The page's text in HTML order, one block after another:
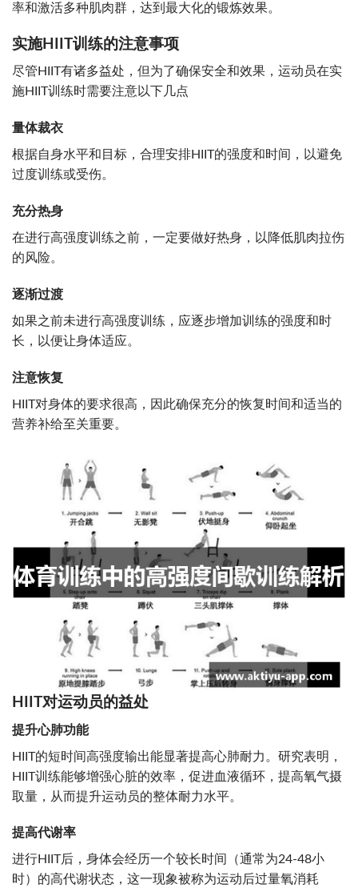
率和激活多种肌肉群，达到最大化的锻炼效果。
实施HIIT训练的注意事项
尽管HIIT有诸多益处，但为了确保安全和效果，运动员在实
施HIIT训练时需要注意以下几点
量体裁衣
根据自身水平和目标，合理安排HIIT的强度和时间，以避免
过度训练或受伤。
充分热身
在进行高强度训练之前，一定要做好热身，以降低肌肉拉伤
的风险。
逐渐过渡
如果之前未进行高强度训练，应逐步增加训练的强度和时
长，以便让身体适应。
注意恢复
HIIT对身体的要求很高，因此确保充分的恢复时间和适当的
营养补给至关重要。
HIIT对运动员的益处
提升心肺功能
HIIT的短时间高强度输出能显著提高心肺耐力。研究表明，
HIIT训练能够增强心脏的效率，促进血液循环，提高氧气摄
取量，从而提升运动员的整体耐力水平。
提高代谢率
进行HIIT后，身体会经历一个较长时间（通常为24-48小
时）的高代谢状态，这一现象被称为运动后过量氧消耗